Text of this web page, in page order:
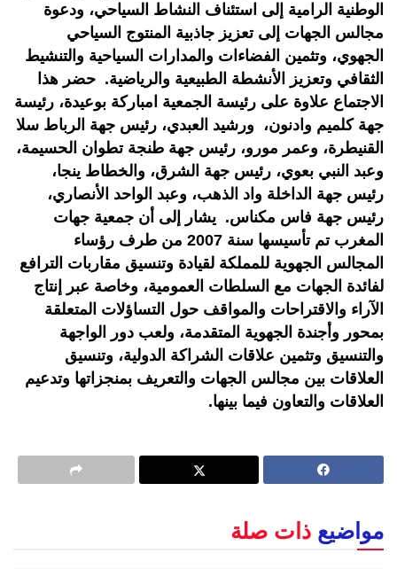
الوطنية الرامية إلى استئناف النشاط السياحي، ودعوة
مجالس الجهات إلى تعزيز جاذبية المنتوج السياحي
الجهوي، وتثمين الفضاءات والمدارات السياحية والتنشيط
الثقافي وتعزيز الأنشطة الطبيعية والرياضية. حضر هذا
الاجتماع علاوة على رئيسة الجمعية امباركة بوعيدة، رئيسة
جهة كلميم وادنون، ورشيد العبدي، رئيس جهة الرباط سلا
القنيطرة، وعمر مورو، رئيس جهة طنجة تطوان الحسيمة،
وعبد النبي بعوي، رئيس جهة الشرق، والخطاط ينجا،
رئيس جهة الداخلة واد الذهب، وعبد الواحد الأنصاري،
رئيس جهة فاس مكناس. يشار إلى أن جمعية جهات
المغرب تم تأسيسها سنة 2007 من طرف رؤساء
المجالس الجهوية للمملكة لقيادة وتنسيق مقاربات الترافع
لفائدة الجهات مع السلطات العمومية، وخاصة عبر إنتاج
الآراء والاقتراحات والمواقف حول التساؤلات المتعلقة
بمحور وأجندة الجهوية المتقدمة، ولعب دور الواجهة
والتنسيق وتثمين علاقات الشراكة الدولية، وتنسيق
العلاقات بين مجالس الجهات والتعريف بمنجزاتها وتدعيم
العلاقات والتعاون فيما بينها.
مواضيع ذات صلة